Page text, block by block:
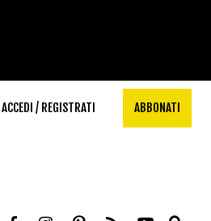
ACCEDI / REGISTRATI ABBONATI